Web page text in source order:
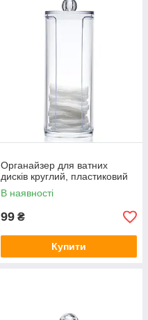
Органайзер для ватних
дисків круглий, пластиковий
В наявності
99 ₴
Купити